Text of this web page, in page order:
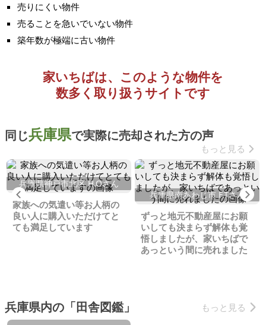
売りにくい物件
売ることを急いでいない物件
築年数が極端に古い物件
家いちばは、このような物件を
数多く取り扱うサイトです
同じ兵庫県で実際に売却された方の声
もっと見る
Previous
兵庫県神戸市北区 H.Oさん
家族への気遣い等お人柄の
良い人に購入いただけてと
ても満足しています
兵庫県南あわじ市 F.Tさん
ずっと地元不動産屋にお願
いしても決まらず解体も覚
悟しましたが、家いちばで
あっという間に売れました
兵庫県内の「田舎図鑑」 もっと見る